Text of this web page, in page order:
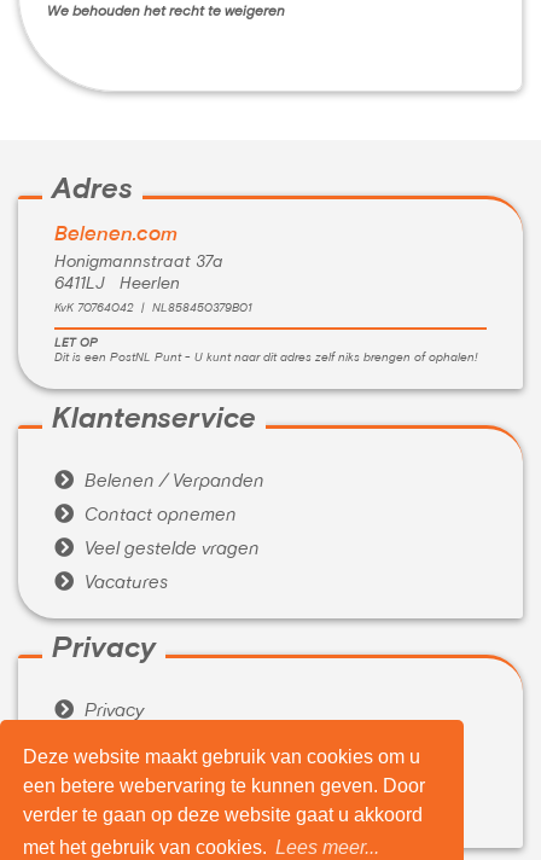
Deze website maakt gebruik van cookies om u
een betere webervaring te kunnen geven. Door
verder te gaan op deze website gaat u akkoord
met het gebruik van cookies. Lees meer...
We behouden het recht te weigeren
Adres
Belenen.com
Honigmannstraat 37a
6411LJ Heerlen
KvK 70764042 | NL858450379B01
LET OP
Dit is een PostNL Punt - U kunt naar dit adres zelf niks brengen of ophalen!
Klantenservice
 Belenen / Verpanden
 Contact opnemen
 Veel gestelde vragen
 Vacatures
Privacy
 Privacy
Algemene voorwaarden
Over ons
 Wie zijn wij